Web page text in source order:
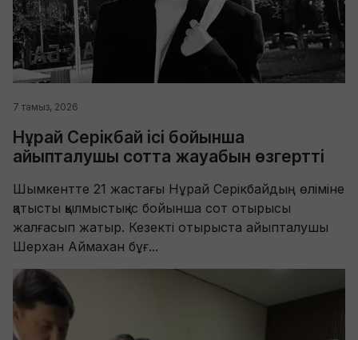
7 тамыз, 2026
Нұрай Серікбай ісі бойынша
айыпталушы сотта жауабын өзгертті
Шымкентте 21 жастағы Нұрай Серікбайдың өліміне
қатысты қылмыстық іс бойынша сот отырысы
жалғасып жатыр. Кезекті отырыста айыпталушы
Шерхан Аймахан бұғ...